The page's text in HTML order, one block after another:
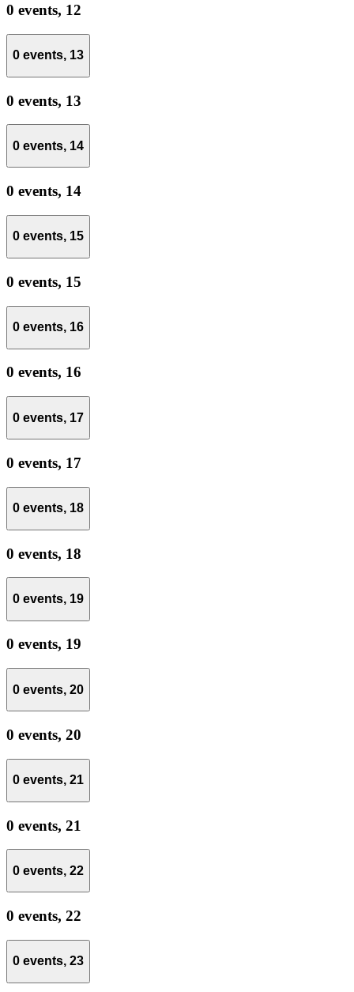
0 events, 12
0 events, 13
0 events, 13
0 events, 14
0 events, 14
0 events, 15
0 events, 15
0 events, 16
0 events, 16
0 events, 17
0 events, 17
0 events, 18
0 events, 18
0 events, 19
0 events, 19
0 events, 20
0 events, 20
0 events, 21
0 events, 21
0 events, 22
0 events, 22
0 events, 23